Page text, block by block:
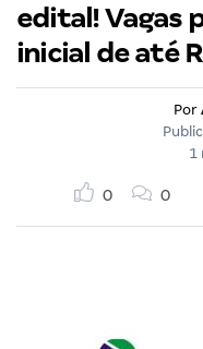
edital! Vagas
inicial de até
Por
1
0 0